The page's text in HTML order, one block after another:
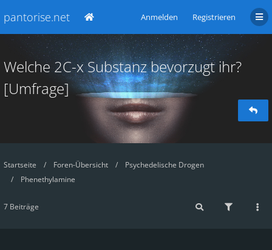
pantorise.net Anmelden Registrieren
Welche 2C-x Substanz bevorzugt ihr?
[Umfrage]
Startseite Foren-Übersicht
Psychedelische Drogen
Phenethylamine
7 Beiträge